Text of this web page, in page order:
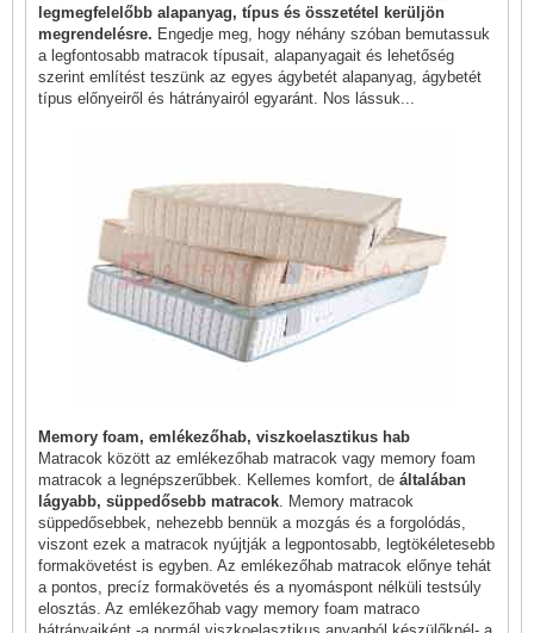
legmegfelelőbb alapanyag, típus és összetétel kerüljön
megrendelésre. Engedje meg, hogy néhány szóban bemutassuk
a legfontosabb matracok típusait, alapanyagait és lehetőség
szerint említést teszünk az egyes ágybetét alapanyag, ágybetét
típus előnyeiről és hátrányairól egyaránt. Nos lássuk...
Memory foam, emlékezőhab, viszkoelasztikus hab
Matracok között az emlékezőhab matracok vagy memory foam
matracok a legnépszerűbbek. Kellemes komfort, de általában
lágyabb, süppedősebb matracok . Memory matracok
süppedősebbek, nehezebb bennük a mozgás és a forgolódás,
viszont ezek a matracok nyújtják a legpontosabb, legtökéletesebb
formakövetést is egyben. Az emlékezőhab matracok előnye tehát
a pontos, precíz formakövetés és a nyomáspont nélküli testsúly
elosztás. Az emlékezőhab vagy memory foam matraco